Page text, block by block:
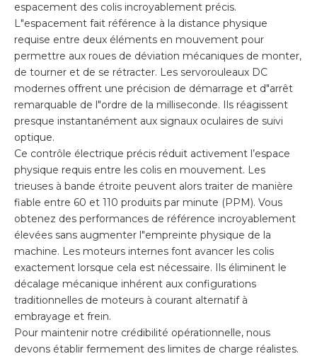
espacement des colis incroyablement précis.
L"espacement fait référence à la distance physique
requise entre deux éléments en mouvement pour
permettre aux roues de déviation mécaniques de monter,
de tourner et de se rétracter. Les servorouleaux DC
modernes offrent une précision de démarrage et d"arrêt
remarquable de l"ordre de la milliseconde. Ils réagissent
presque instantanément aux signaux oculaires de suivi
optique.
Ce contrôle électrique précis réduit activement l’espace
physique requis entre les colis en mouvement. Les
trieuses à bande étroite peuvent alors traiter de manière
fiable entre 60 et 110 produits par minute (PPM). Vous
obtenez des performances de référence incroyablement
élevées sans augmenter l"empreinte physique de la
machine. Les moteurs internes font avancer les colis
exactement lorsque cela est nécessaire. Ils éliminent le
décalage mécanique inhérent aux configurations
traditionnelles de moteurs à courant alternatif à
embrayage et frein.
Pour maintenir notre crédibilité opérationnelle, nous
devons établir fermement des limites de charge réalistes.